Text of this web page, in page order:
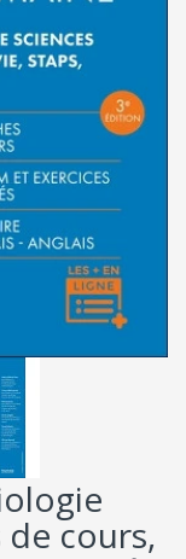
cours,